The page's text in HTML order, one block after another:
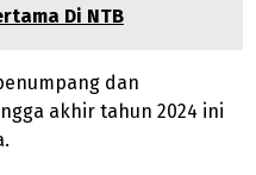
Di NTB
dan
akhir tahun 2024 ini